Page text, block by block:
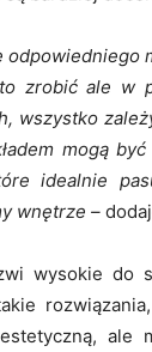
zrobić ale w
wszystko
mogą
idealnie
wnętrze –
wysokie
ale